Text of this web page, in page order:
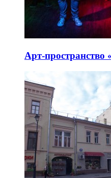
Арт-пространство